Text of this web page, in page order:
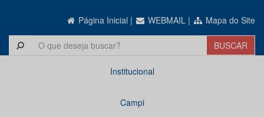
Página Inicial | WEBMAIL | Mapa do Site
Institucional
Campi